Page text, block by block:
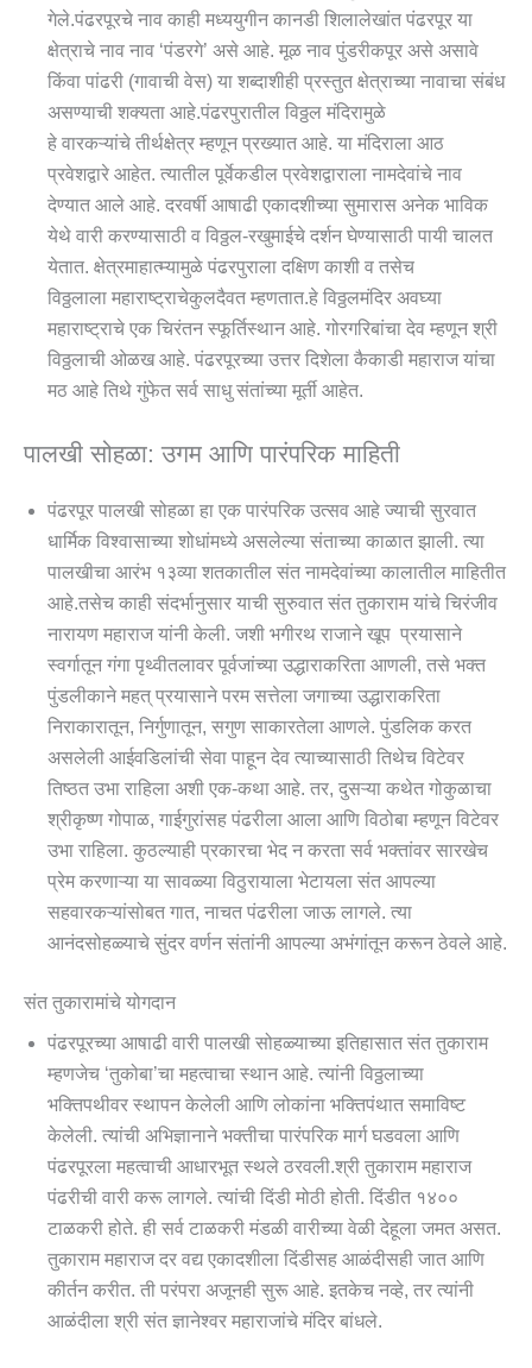
गेले.पंढरपूरचे नाव काही मध्ययुगीन कानडी शिलालेखांत पंढरपूर या
क्षेत्राचे नाव नाव ‘पंडरगे’ असे आहे. मूळ नाव पुंडरीकपूर असे असावे
किंवा पांढरी (गावाची वेस) या शब्दाशीही प्रस्तुत क्षेत्राच्या नावाचा संबंध
असण्याची शक्यता आहे.पंढरपुरातील विठ्ठल मंदिरामुळे
हे वारकऱ्यांचे तीर्थक्षेत्र म्हणून प्रख्यात आहे. या मंदिराला आठ
प्रवेशद्वारे आहेत. त्यातील पूर्वेकडील प्रवेशद्वाराला नामदेवांचे नाव
देण्यात आले आहे. दरवर्षी आषाढी एकादशीच्या सुमारास अनेक भाविक
येथे वारी करण्यासाठी व विठ्ठल-रखुमाईचे दर्शन घेण्यासाठी पायी चालत
येतात. क्षेत्रमाहात्म्यामुळे पंढरपुराला दक्षिण काशी व तसेच
विठ्ठलाला महाराष्ट्राचेकुलदैवत म्हणतात.हे विठ्ठलमंदिर अवघ्या
महाराष्ट्राचे एक चिरंतन स्फूर्तिस्थान आहे. गोरगरिबांचा देव म्हणून श्री
विठ्ठलाची ओळख आहे. पंढरपूरच्या उत्तर दिशेला कैकाडी महाराज यांचा
मठ आहे तिथे गुंफेत सर्व साधु संतांच्या मूर्ती आहेत.
पालखी सोहळा: उगम आणि पारंपरिक माहिती
पंढरपूर पालखी सोहळा हा एक पारंपरिक उत्सव आहे ज्याची सुरवात
धार्मिक विश्वासाच्या शोधांमध्ये असलेल्या संताच्या काळात झाली. त्या
पालखीचा आरंभ १३व्या शतकातील संत नामदेवांच्या कालातील माहितीत
आहे.तसेच काही संदर्भानुसार याची सुरुवात संत तुकाराम यांचे चिरंजीव
नारायण महाराज यांनी केली. जशी भगीरथ राजाने खूप प्रयासाने
स्वर्गातून गंगा पृथ्वीतलावर पूर्वजांच्या उद्धाराकरिता आणली, तसे भक्त
पुंडलीकाने महत् प्रयासाने परम सत्तेला जगाच्या उद्धाराकरिता
निराकारातून, निर्गुणातून, सगुण साकारतेला आणले. पुंडलिक करत
असलेली आईवडिलांची सेवा पाहून देव त्याच्यासाठी तिथेच विटेवर
तिष्ठत उभा राहिला अशी एक-कथा आहे. तर, दुसऱ्या कथेत गोकुळाचा
श्रीकृष्ण गोपाळ, गाईगुरांसह पंढरीला आला आणि विठोबा म्हणून विटेवर
उभा राहिला. कुठल्याही प्रकारचा भेद न करता सर्व भक्तांवर सारखेच
प्रेम करणाऱ्या या सावळ्या विठुरायाला भेटायला संत आपल्या
सहवारकऱ्यांसोबत गात, नाचत पंढरीला जाऊ लागले. त्या
आनंदसोहळ्याचे सुंदर वर्णन संतांनी आपल्या अभंगांतून करून ठेवले आहे.
संत तुकारामांचे योगदान
पंढरपूरच्या आषाढी वारी पालखी सोहळ्याच्या इतिहासात संत तुकाराम
म्हणजेच ‘तुकोबा’चा महत्वाचा स्थान आहे. त्यांनी विठ्ठलाच्या
भक्तिपथीवर स्थापन केलेली आणि लोकांना भक्तिपंथात समाविष्ट
केलेली. त्यांची अभिज्ञानाने भक्तीचा पारंपरिक मार्ग घडवला आणि
पंढरपूरला महत्वाची आधारभूत स्थले ठरवली.श्री तुकाराम महाराज
पंढरीची वारी करू लागले. त्यांची दिंडी मोठी होती. दिंडीत १४००
टाळकरी होते. ही सर्व टाळकरी मंडळी वारीच्या वेळी देहूला जमत असत.
तुकाराम महाराज दर वद्य एकादशीला दिंडीसह आळंदीसही जात आणि
कीर्तन करीत. ती परंपरा अजूनही सुरू आहे. इतकेच नव्हे, तर त्यांनी
आळंदीला श्री संत ज्ञानेश्वर महाराजांचे मंदिर बांधले.